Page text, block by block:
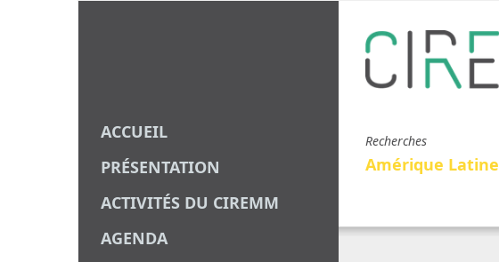
ACCUEIL
PRÉSENTATION
ACTIVITÉS DU CIREMM
AGENDA
Recherches
Amérique Latine